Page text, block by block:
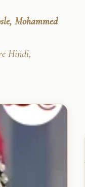
Mohammed
Hindi,